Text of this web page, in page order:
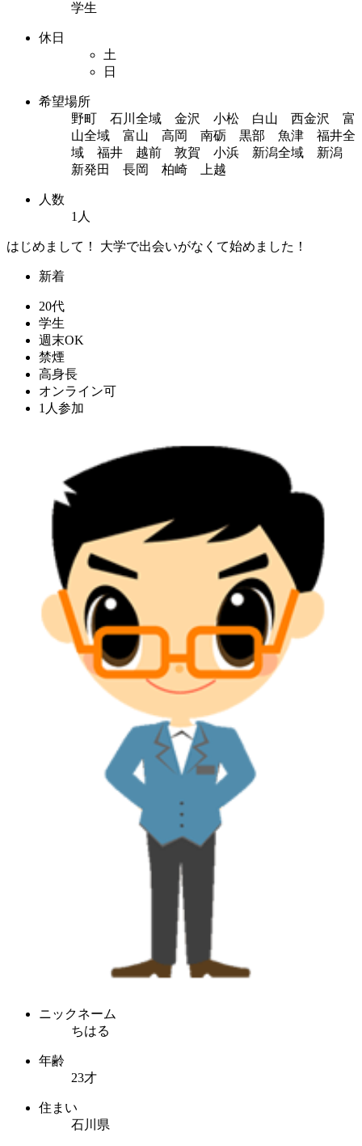
学生
休日
土
日
希望場所
野町 石川全域 金沢 小松 白山 西金沢 富
山全域 富山 高岡 南砺 黒部 魚津 福井全
域 福井 越前 敦賀 小浜 新潟全域 新潟
新発田 長岡 柏崎 上越
人数
1人
はじめまして！ 大学で出会いがなくて始めました！
新着
20代
学生
週末OK
禁煙
高身長
オンライン可
1人参加
ニックネーム
ちはる
年齢
23才
住まい
石川県